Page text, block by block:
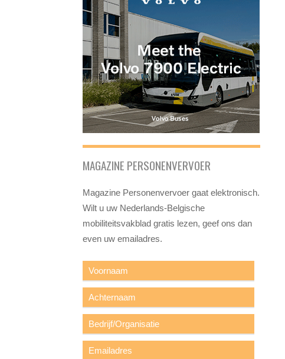
MAGAZINE PERSONENVERVOER
Magazine Personenvervoer gaat elektronisch.
Wilt u uw Nederlands-Belgische
mobiliteitsvakblad gratis lezen, geef ons dan
even uw emailadres.